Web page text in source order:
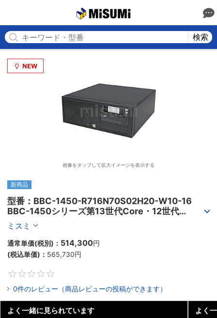
検索
画像をタップして拡大イメージを表示する
新商品
型番：BBC-1450-R716N70S02H20-W10-16
BBC-1450シリーズ第13世代Core・12世代
Celeron対応小型フロアマウント4PCIe
ミスミ
通常単価(税別)： 514,300円
(税込単価)： 565,730円
0件のレビュー（商品レビューの投稿ができます）
よく一緒に見られています よく